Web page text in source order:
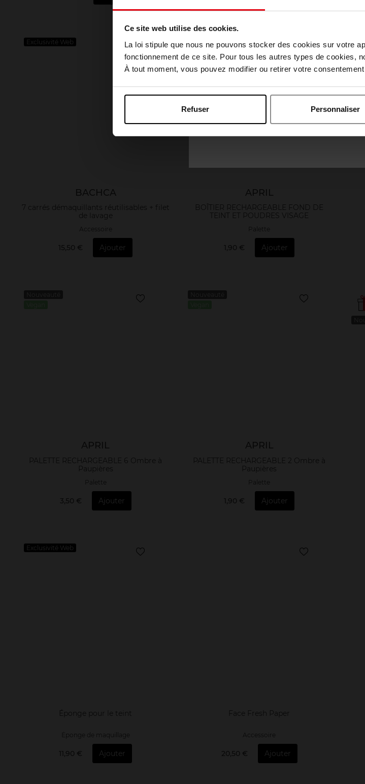
Ce site web utilise des cookies.
La loi stipule que nous ne pouvons stocker des cookies sur votre
fonctionnement de ce site. Pour tous les autres types de cookies,
À tout moment, vous pouvez modifier ou retirer votre
Refuser Personnaliser
Exclusivité Web
BACHCA
7 carrés démaquillants réutilisables + filet
de lavage
15,50 € Ajouter
Nouveauté
APRIL
BOÎTIER RECHARGEABLE FOND DE
TEINT ET POUDRES VISAGE
Palette
1,90 € Ajouter
APRIL
PALETTE RECHARGEABLE 6 Ombre à
Paupières
Palette
3,50 € Ajouter
APRIL
PALETTE RECHARGEABLE 2 Ombre à
Paupières
Palette
1,90 € Ajouter
Exclusivité Web
Éponge pour le teint
Éponge de maquillage
11,90 € Ajouter
Face Fresh Paper
20,50 € Ajouter
Choisissez